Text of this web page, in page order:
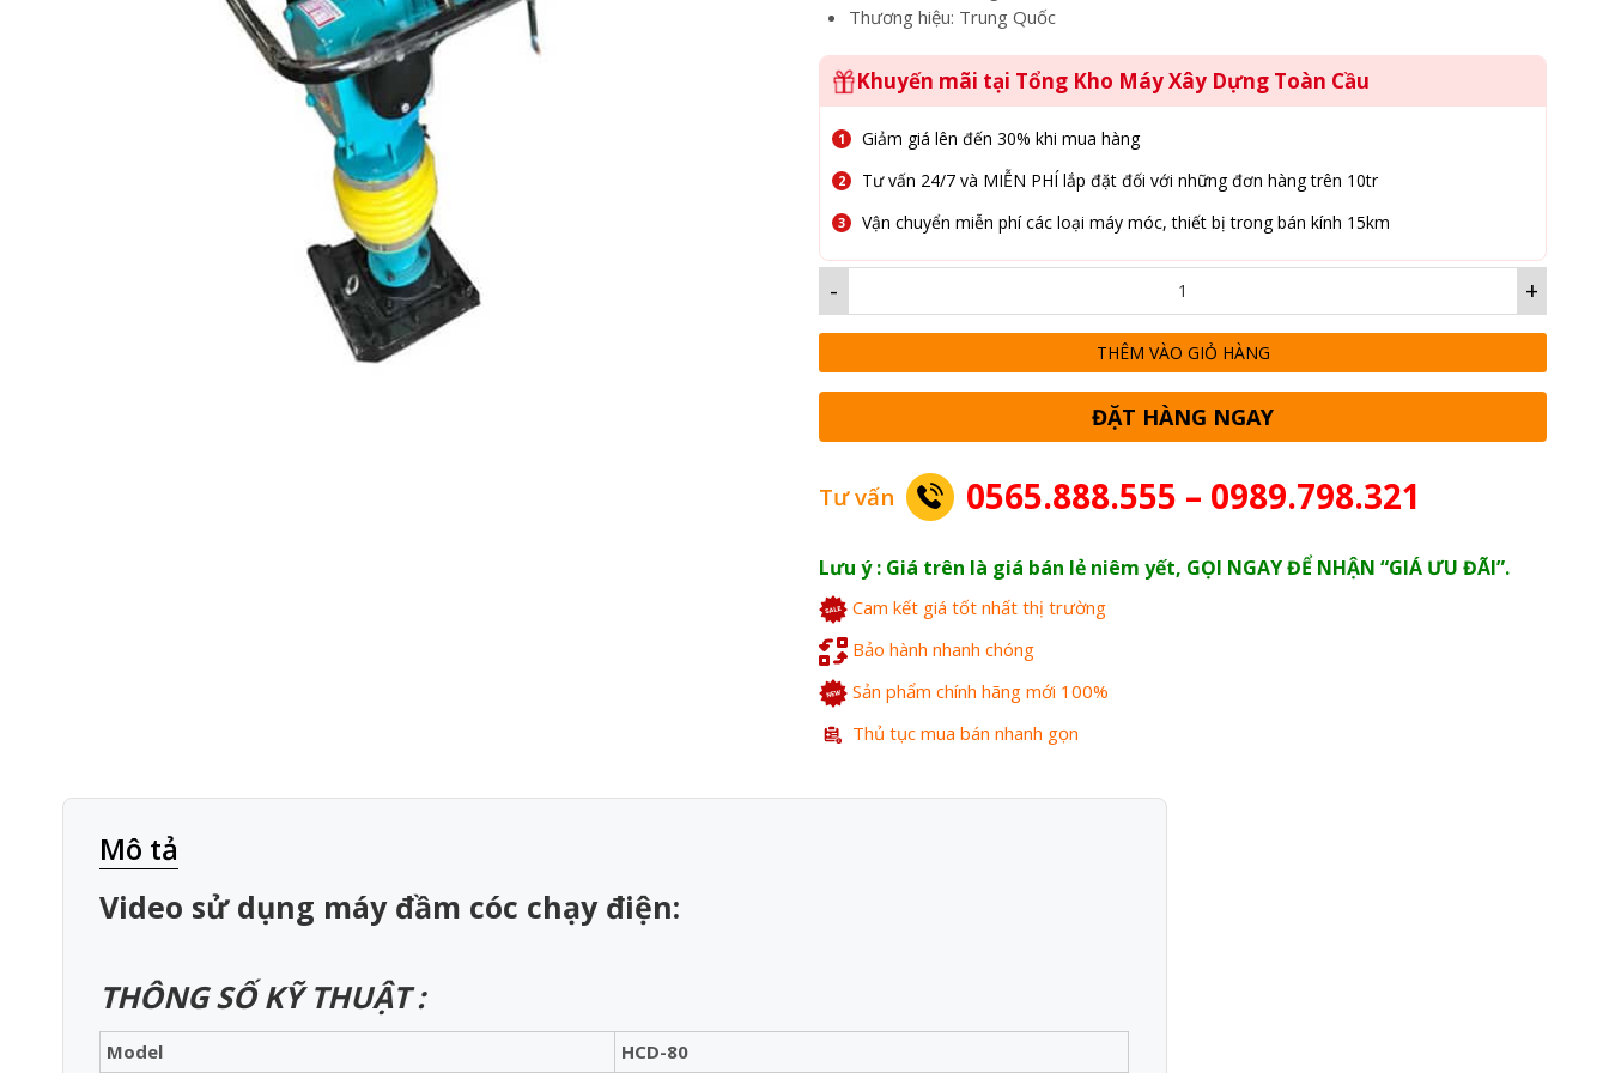
Thương hiệu: Trung Quốc
Khuyến mãi tại Tổng Kho Máy Xây Dựng Toàn Cầu
Giảm giá lên đến 30% khi mua hàng
Tư vấn 24/7 và MIỄN PHÍ lắp đặt đối với những đơn hàng trên 10tr
Vận chuyển miễn phí các loại máy móc, thiết bị trong bán kính 15km
+
-
THÊM VÀO GIỎ HÀNG
ĐẶT HÀNG NGAY
Tư vấn 0565.888.555 – 0989.798.321
Lưu ý : Giá trên là giá bán lẻ niêm yết, GỌI NGAY ĐỂ NHẬN “GIÁ ƯU ĐÃI”.
Cam kết giá tốt nhất thị trường
Bảo hành nhanh chóng
Sản phẩm chính hãng mới 100%
Thủ tục mua bán nhanh gọn
Mô tả
Video sử dụng máy đầm cóc chạy điện:
THÔNG SỐ KỸ THUẬT :
Model HCD-80